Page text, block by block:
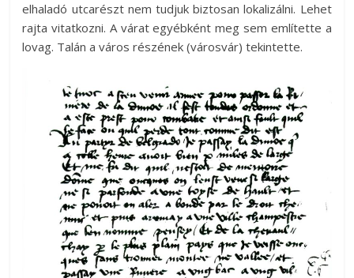
elhaladó utcarészt nem tudjuk biztosan lokalizálni. Lehet
rajta vitatkozni. A várat egyébként meg sem említette a
lovag. Talán a város részének (városvár) tekintette.